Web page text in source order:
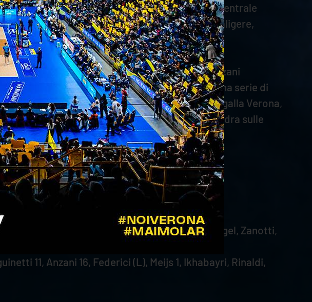
direttamente dal servizio per il 16-18. Il centrale
il 16-20. Keita tiene vive le speranze scaligere,
sul 21-25.
sono anche i decibel del palazzetto (2-1). Anzani
(3-3). Modena trova lo strappo grazie alla buona serie di
di tre lunghezze. Dzavoronok tiene i suoi a galla Verona,
trovando il pari, poi Rinaldi si carica la squadra sulle
vince la sfida.
(L), Spirito 1, Sani 1, Mozic 7, Chevalier, Zingel, Zanotti,
11, Anzani 16, Federici (L), Meijs 1, Ikhabayri, Rinaldi,